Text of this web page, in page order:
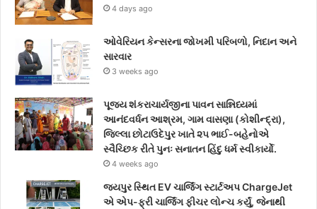
4 days ago
ઓવેરિયન કેન્સરના જોખમી પરિબળો, નિદાન અને
સારવાર
3 weeks ago
પૂજ્ય શંકરાચાર્યજીના પાવન સાન્નિધ્યમાં
આનંદવર્ધન આશ્રમ, ગામ વાસણા (કોશીન્દ્રા),
જિલ્લા છોટાઉદેપુર ખાતે ૨૫ ભાઈ-બહેનોએ
સ્વૈચ્છિક રીતે પુનઃ સનાતન હિંદુ ધર્મ સ્વીકાર્યો.
4 weeks ago
જયપુર સ્થિત EV ચાર્જિંગ સ્ટાર્ટઅપ ChargeJet
એ એપ-ફ્રી ચાર્જિંગ ફીચર લોન્ચ કર્યું, જેનાથી